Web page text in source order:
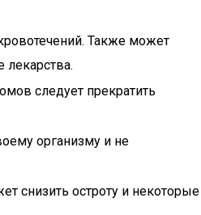
Также может
лекарства.
следует прекратить
организму и не
снизить остроту и некоторые